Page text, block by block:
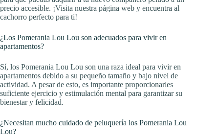
precio accesible. ¡Visita nuestra página web y encuentra al
cachorro perfecto para ti!
¿Los Pomerania Lou Lou son adecuados para vivir en
apartamentos?
Sí, los Pomerania Lou Lou son una raza ideal para vivir en
apartamentos debido a su pequeño tamaño y bajo nivel de
actividad. A pesar de esto, es importante proporcionarles
suficiente ejercicio y estimulación mental para garantizar su
bienestar y felicidad.
¿Necesitan mucho cuidado de peluquería los Pomerania Lou
Lou?